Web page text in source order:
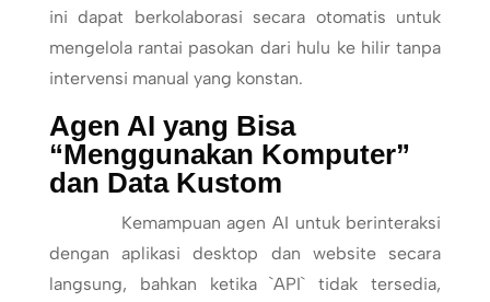
ini dapat berkolaborasi secara otomatis untuk
mengelola rantai pasokan dari hulu ke hilir tanpa
intervensi manual yang konstan.
Agen AI yang Bisa
“Menggunakan Komputer”
dan Data Kustom
Kemampuan agen AI untuk berinteraksi
dengan aplikasi desktop dan website secara
langsung, bahkan ketika `API` tidak tersedia,